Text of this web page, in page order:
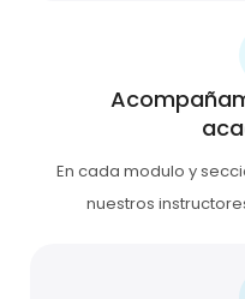
En cada modulo y
nuestros